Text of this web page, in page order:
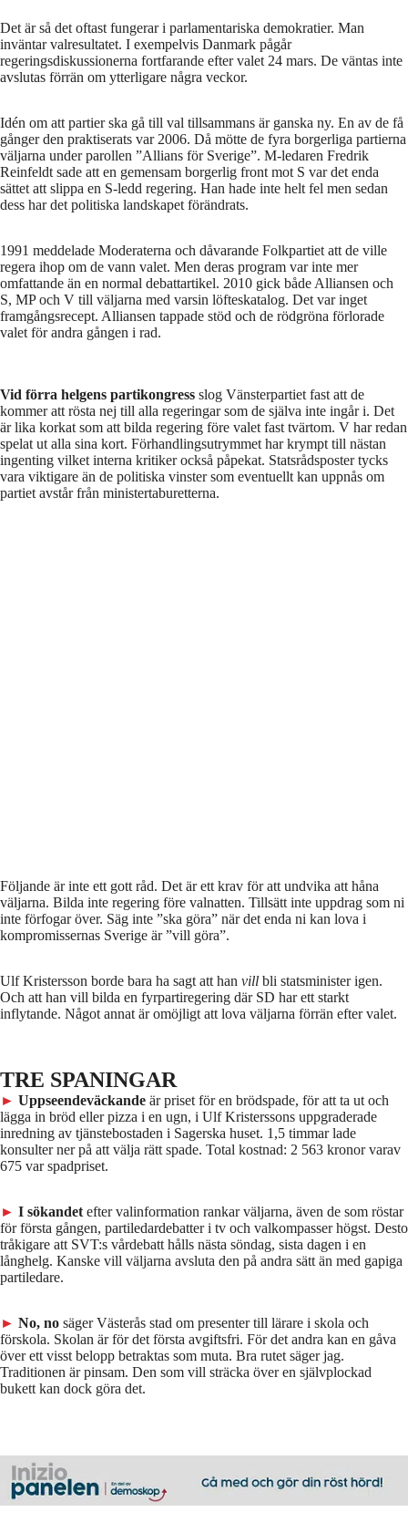
Det är så det oftast fungerar i parlamentariska demokratier. Man
inväntar valresultatet. I exempelvis Danmark pågår
regeringsdiskussionerna fortfarande efter valet 24 mars. De väntas inte
avslutas förrän om ytterligare några veckor.
Idén om att partier ska gå till val tillsammans är ganska ny. En av de få
gånger den praktiserats var 2006. Då mötte de fyra borgerliga partierna
väljarna under parollen ”Allians för Sverige”. M-ledaren Fredrik
Reinfeldt sade att en gemensam borgerlig front mot S var det enda
sättet att slippa en S-ledd regering. Han hade inte helt fel men sedan
dess har det politiska landskapet förändrats.
1991 meddelade Moderaterna och dåvarande Folkpartiet att de ville
regera ihop om de vann valet. Men deras program var inte mer
omfattande än en normal debattartikel. 2010 gick både Alliansen och
S, MP och V till väljarna med varsin löfteskatalog. Det var inget
framgångsrecept. Alliansen tappade stöd och de rödgröna förlorade
valet för andra gången i rad.
Vid förra helgens partikongress slog Vänsterpartiet fast att de
kommer att rösta nej till alla regeringar som de själva inte ingår i. Det
är lika korkat som att bilda regering före valet fast tvärtom. V har redan
spelat ut alla sina kort. Förhandlingsutrymmet har krympt till nästan
ingenting vilket interna kritiker också påpekat. Statsrådsposter tycks
vara viktigare än de politiska vinster som eventuellt kan uppnås om
partiet avstår från ministertaburetterna.
Följande är inte ett gott råd. Det är ett krav för att undvika att håna
väljarna. Bilda inte regering före valnatten. Tillsätt inte uppdrag som ni
inte förfogar över. Säg inte ”ska göra” när det enda ni kan lova i
kompromissernas Sverige är ”vill göra”.
Ulf Kristersson borde bara ha sagt att han vill bli statsminister igen.
Och att han vill bilda en fyrpartiregering där SD har ett starkt
inflytande. Något annat är omöjligt att lova väljarna förrän efter valet.
TRE SPANINGAR
► Uppseendeväckande är priset för en brödspade, för att ta ut och
lägga in bröd eller pizza i en ugn, i Ulf Kristerssons uppgraderade
inredning av tjänstebostaden i Sagerska huset. 1,5 timmar lade
konsulter ner på att välja rätt spade. Total kostnad: 2 563 kronor varav
675 var spadpriset.
► I sökandet efter valinformation rankar väljarna, även de som röstar
för första gången, partiledardebatter i tv och valkompasser högst. Desto
tråkigare att SVT:s vårdebatt hålls nästa söndag, sista dagen i en
långhelg. Kanske vill väljarna avsluta den på andra sätt än med gapiga
partiledare.
► No, no säger Västerås stad om presenter till lärare i skola och
förskola. Skolan är för det första avgiftsfri. För det andra kan en gåva
över ett visst belopp betraktas som muta. Bra rutet säger jag.
Traditionen är pinsam. Den som vill sträcka över en självplockad
bukett kan dock göra det.